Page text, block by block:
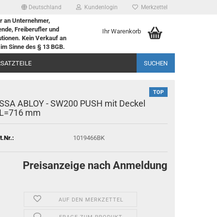
Deutschland Kundenlogin Merkzettel
an Unternehmer,
Freiberufler und
Kein Verkauf an
Sinne des § 13 BGB.
Ihr Warenkorb
SUCHEN
TOP
ABLOY - SW200 PUSH mit De­ckel
mm
1019466BK
Preisanzeige nach Anmeldung
AUF DEN MERKZETTEL